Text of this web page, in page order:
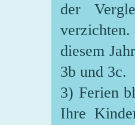
der
diesem
3b und 3c.
3) Ferien
Ihre